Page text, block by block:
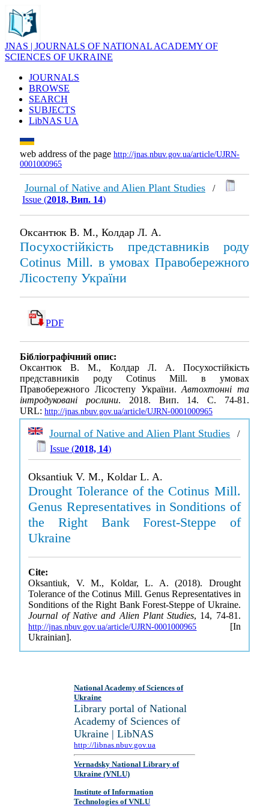
JNAS | JOURNALS OF NATIONAL ACADEMY OF
SCIENCES OF UKRAINE
JOURNALS
BROWSE
SEARCH
SUBJECTS
LibNAS UA
web address of the page http://jnas.nbuv.gov.ua/article/UJRN-
0001000965
Journal of Native and Alien Plant Studies /
Issue (2018, Вип. 14)
Оксантюк В. М., Колдар Л. А.
Посухостійкість представників роду
Cotinus Mill. в умовах Правобережного
Лісостепу України
PDF
Бібліографічний опис:
Оксантюк В. М., Колдар Л. А. Посухостійкість
представників роду Cotinus Mill. в умовах
Правобережного Лісостепу України.Автохтонні та
інтродуковані рослини. 2018. Вип. 14. С. 74-81.
URL: http://jnas.nbuv.gov.ua/article/UJRN-0001000965
Journal of Native and Alien Plant Studies /
Issue (2018, 14)
Oksantiuk V. M., Koldar L. A.
Drought Tolerance of the Cotinus Mill.
Genus Representatives in Sonditions of
the Right Bank Forest-Steppe of
Ukraine
Cite:
Oksantiuk, V. M., Koldar, L. A. (2018). Drought
Tolerance of the Cotinus Mill. Genus Representatives in
Sonditions of the Right Bank Forest-Steppe of Ukraine.
Journal of Native and Alien Plant Studies, 14, 74-81.
http://jnas.nbuv.gov.ua/article/UJRN-0001000965 [In
Ukrainian].
National Academy of Sciences of
Ukraine
Library portal of National
Academy of Sciences of
Ukraine | LibNAS
http://libnas.nbuv.gov.ua
Vernadsky National Library of
Ukraine (VNLU)
Institute of Information
Technologies of VNLU